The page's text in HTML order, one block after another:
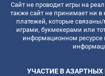
Сайт не проводит игры на
также сайт не принимает ни
платежей, которые
играми, букмекерами или
информационном ресурсе
УЧАСТИЕ В